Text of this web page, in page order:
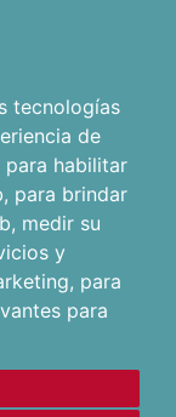
tecnologías
de
para habilitar
, para brindar
, medir su
y
, para
para